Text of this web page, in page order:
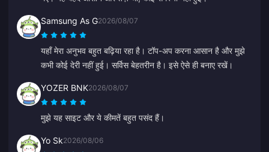
Samsung As G2026/08/07
यहाँ मेरा अनुभव बहुत बढ़िया रहा है। टॉप-अप करना आसान है और मुझे
कभी कोई देरी नहीं हुई। सर्विस बेहतरीन है। इसे ऐसे ही बनाए रखें।
YOZER BNK2026/08/07
मुझे यह साइट और ये कीमतें बहुत पसंद हैं।
Yo Sk2026/08/06